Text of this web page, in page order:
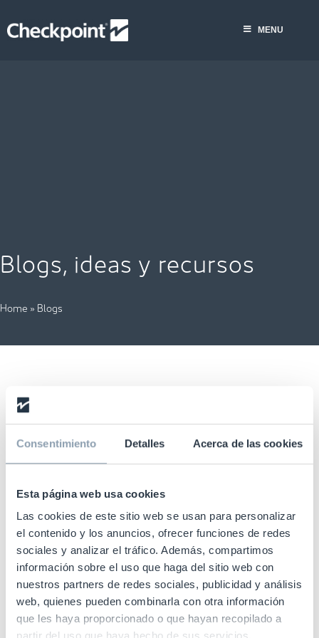
Consentimiento Detalles Acerca de las cookies
Esta página web usa cookies
Las cookies de este sitio web se usan para personalizar
el contenido y los anuncios, ofrecer funciones de redes
sociales y analizar el tráfico. Además, compartimos
información sobre el uso que haga del sitio web con
nuestros partners de redes sociales, publicidad y análisis
web, quienes pueden combinarla con otra información
que les haya proporcionado o que hayan recopilado a
al
contenido
MENU
Blogs, ideas y recursos
Home » Blogs
Events News
News and Event Product News
Reports RFID